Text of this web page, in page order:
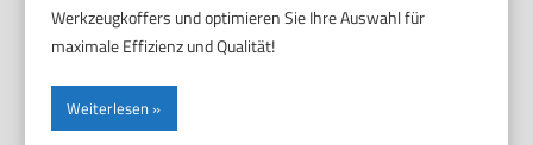
Werkzeugkoffers und optimieren Sie Ihre Auswahl für
maximale Effizienz und Qualität!
Weiterlesen